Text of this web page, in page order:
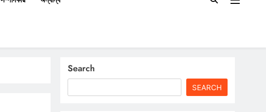
Search
SEARCH